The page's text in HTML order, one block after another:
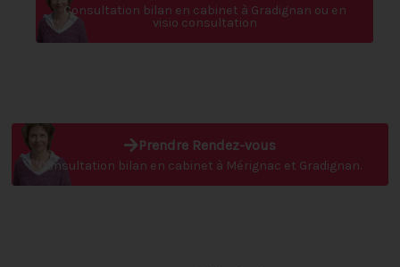
Consultation bilan en cabinet à Gradignan ou en
visio consultation
Prendre Rendez-vous
Consultation bilan en cabinet à Mérignac et Gradignan.